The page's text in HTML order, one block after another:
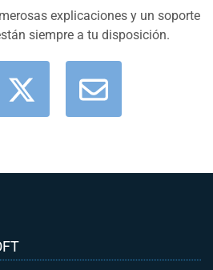
explicaciones y un soporte
siempre a tu disposición.